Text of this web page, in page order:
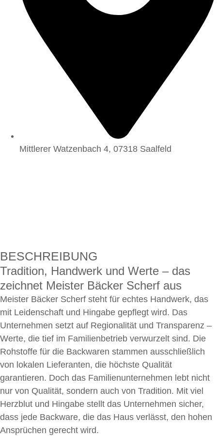
Mittlerer Watzenbach 4, 07318 Saalfeld
BESCHREIBUNG
Tradition, Handwerk und Werte – das
zeichnet Meister Bäcker Scherf aus
Meister Bäcker Scherf steht für echtes Handwerk, das
mit Leidenschaft und Hingabe gepflegt wird. Das
Unternehmen setzt auf Regionalität und Transparenz –
Werte, die tief im Familienbetrieb verwurzelt sind. Die
Rohstoffe für die Backwaren stammen ausschließlich
von lokalen Lieferanten, die höchste Qualität
garantieren. Doch das Familienunternehmen lebt nicht
nur von Qualität, sondern auch von Tradition. Mit viel
Herzblut und Hingabe stellt das Unternehmen sicher,
dass jede Backware, die das Haus verlässt, den hohen
Ansprüchen gerecht wird.